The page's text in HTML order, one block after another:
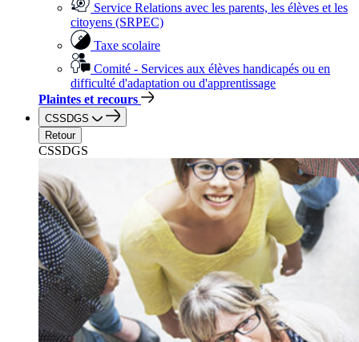
Service Relations avec les parents, les élèves et les
citoyens (SRPEC)
Taxe scolaire
Comité - Services aux élèves handicapés ou en
difficulté d'adaptation ou d'apprentissage
Plaintes et recours
CSSDGS
Retour
CSSDGS